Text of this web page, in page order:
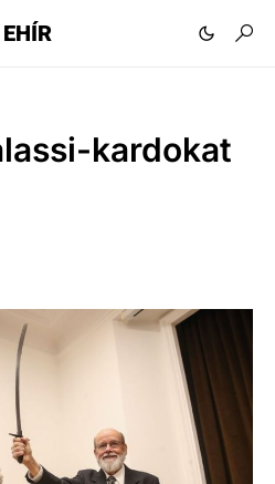
EHÍR
kardokat